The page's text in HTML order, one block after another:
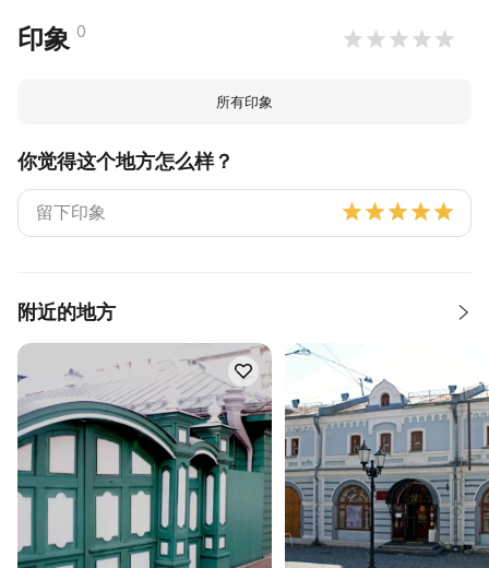
印象 0
所有印象
你觉得这个地方怎么样？
附近的地方